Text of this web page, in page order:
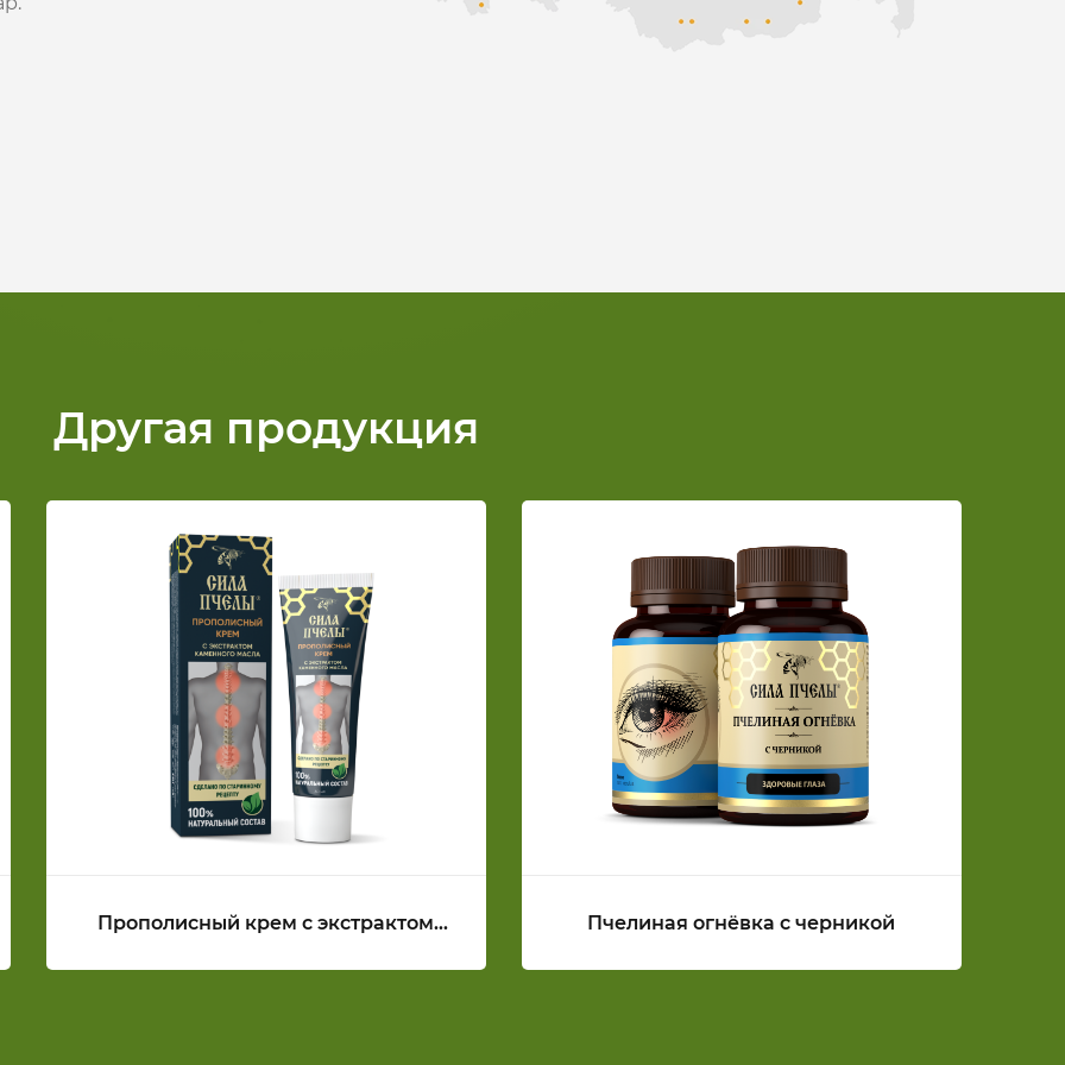
Другая продукция
Прополисный крем с экстрактом
Пчелиная огнёвка с черникой